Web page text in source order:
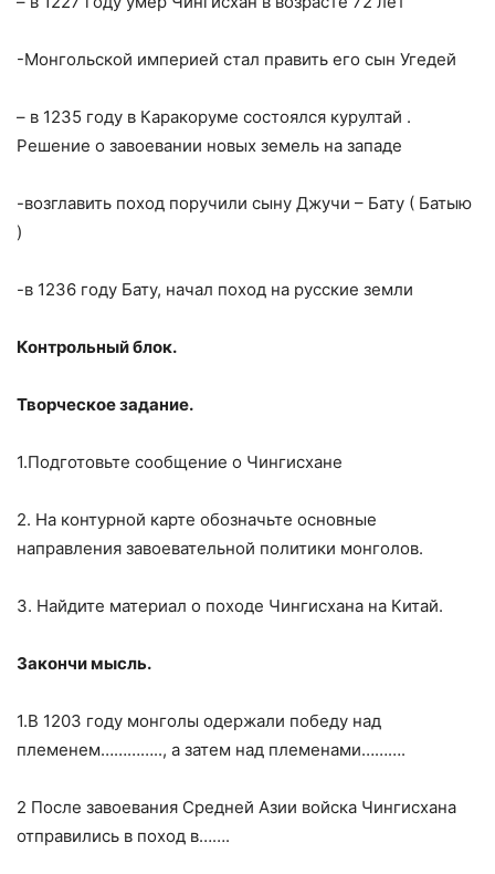
-Монгольской империей стал править его сын Угедей
– в 1235 году в Каракоруме состоялся курултай .
Решение о завоевании новых земель на западе
-возглавить поход поручили сыну Джучи – Бату ( Батыю
)
-в 1236 году Бату, начал поход на русские земли
Контрольный блок.
Творческое задание.
1.Подготовьте сообщение о Чингисхане
2. На контурной карте обозначьте основные
направления завоевательной политики монголов.
3. Найдите материал о походе Чингисхана на Китай.
Закончи мысль.
1.В 1203 году монголы одержали победу над
племенем………….., а затем над племенами……….
2 После завоевания Средней Азии войска Чингисхана
отправились в поход в…….